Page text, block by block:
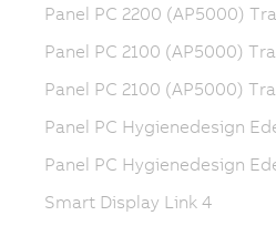
Panel PC 2200 (AP5000)
Panel PC 2100 (AP5000)
Panel PC 2100 (AP5000)
Panel PC Hygienedesign
Panel PC Hygienedesign
Smart Display Link 4